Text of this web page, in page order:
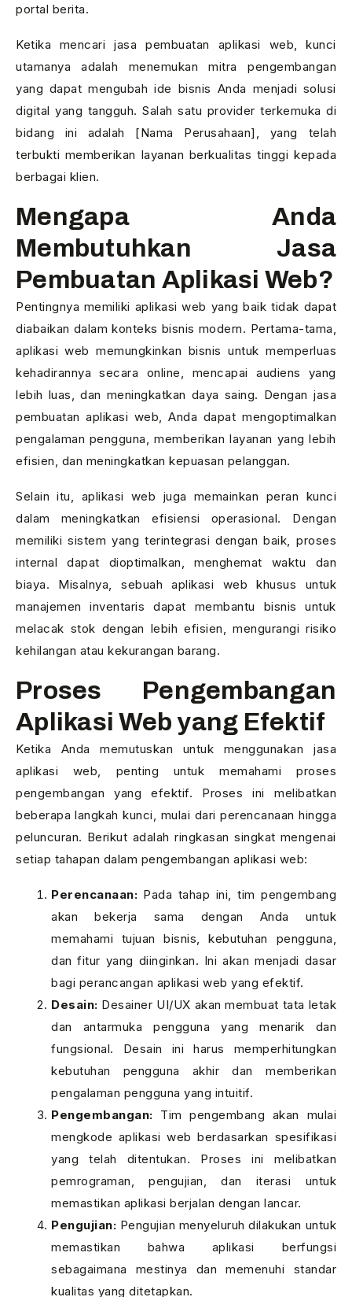
portal berita.
Ketika mencari jasa pembuatan aplikasi web, kunci
utamanya adalah menemukan mitra pengembangan
yang dapat mengubah ide bisnis Anda menjadi solusi
digital yang tangguh. Salah satu provider terkemuka di
bidang ini adalah [Nama Perusahaan], yang telah
terbukti memberikan layanan berkualitas tinggi kepada
berbagai klien.
Mengapa Anda
Membutuhkan Jasa
Pembuatan Aplikasi Web?
Pentingnya memiliki aplikasi web yang baik tidak dapat
diabaikan dalam konteks bisnis modern. Pertama-tama,
aplikasi web memungkinkan bisnis untuk memperluas
kehadirannya secara online, mencapai audiens yang
lebih luas, dan meningkatkan daya saing. Dengan jasa
pembuatan aplikasi web, Anda dapat mengoptimalkan
pengalaman pengguna, memberikan layanan yang lebih
efisien, dan meningkatkan kepuasan pelanggan.
Selain itu, aplikasi web juga memainkan peran kunci
dalam meningkatkan efisiensi operasional. Dengan
memiliki sistem yang terintegrasi dengan baik, proses
internal dapat dioptimalkan, menghemat waktu dan
biaya. Misalnya, sebuah aplikasi web khusus untuk
manajemen inventaris dapat membantu bisnis untuk
melacak stok dengan lebih efisien, mengurangi risiko
kehilangan atau kekurangan barang.
Proses Pengembangan
Aplikasi Web yang Efektif
Ketika Anda memutuskan untuk menggunakan jasa
aplikasi web, penting untuk memahami proses
pengembangan yang efektif. Proses ini melibatkan
beberapa langkah kunci, mulai dari perencanaan hingga
peluncuran. Berikut adalah ringkasan singkat mengenai
setiap tahapan dalam pengembangan aplikasi web:
Perencanaan: Pada tahap ini, tim pengembang
akan bekerja sama dengan Anda untuk
memahami tujuan bisnis, kebutuhan pengguna,
dan fitur yang diinginkan. Ini akan menjadi dasar
bagi perancangan aplikasi web yang efektif.
Desain: Desainer UI/UX akan membuat tata letak
dan antarmuka pengguna yang menarik dan
fungsional. Desain ini harus memperhitungkan
kebutuhan pengguna akhir dan memberikan
pengalaman pengguna yang intuitif.
Pengembangan: Tim pengembang akan mulai
mengkode aplikasi web berdasarkan spesifikasi
yang telah ditentukan. Proses ini melibatkan
pemrograman, pengujian, dan iterasi untuk
memastikan aplikasi berjalan dengan lancar.
Pengujian: Pengujian menyeluruh dilakukan untuk
memastikan bahwa aplikasi berfungsi
sebagaimana mestinya dan memenuhi standar
kualitas yang ditetapkan.